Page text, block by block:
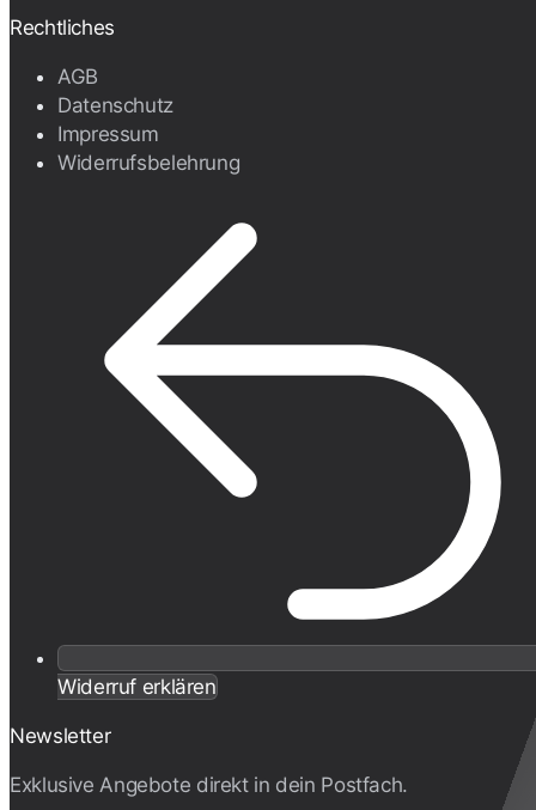
Rechtliches
AGB
Datenschutz
Impressum
Widerrufsbelehrung
Widerruf erklären
Newsletter
Exklusive Angebote direkt in dein Postfach.